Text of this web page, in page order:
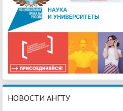
НОВОСТИ АНГТУ